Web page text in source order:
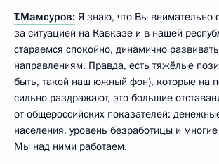
Т.Мамсуров: Я знаю, что Вы внимательно
за ситуацией на Кавказе и в нашей
стараемся спокойно, динамично
направлениям. Правда, есть тяжёлые
быть, такой наш южный фон), которые на
сильно раздражают, это большие
от общероссийских показателей:
населения, уровень безработицы и
Мы над ними работаем.